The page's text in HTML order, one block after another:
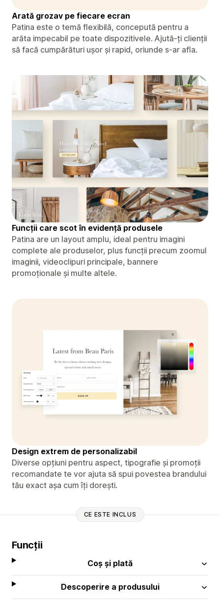
Arată grozav pe fiecare ecran
Patina este o temă flexibilă, concepută pentru a
arăta impecabil pe toate dispozitivele. Ajută-ți clienții
să facă cumpărături ușor și rapid, oriunde s-ar afla.
Funcții care scot în evidență produsele
Patina are un layout amplu, ideal pentru imagini
complete ale produselor, plus funcții precum zoomul
imaginii, videoclipuri principale, bannere
promoționale și multe altele.
Design extrem de personalizabil
Diverse opțiuni pentru aspect, tipografie și promoții
recomandate te vor ajuta să spui povestea brandului
tău exact așa cum îți dorești.
CE ESTE INCLUS
Funcții
Coș și plată
Descoperire a produsului